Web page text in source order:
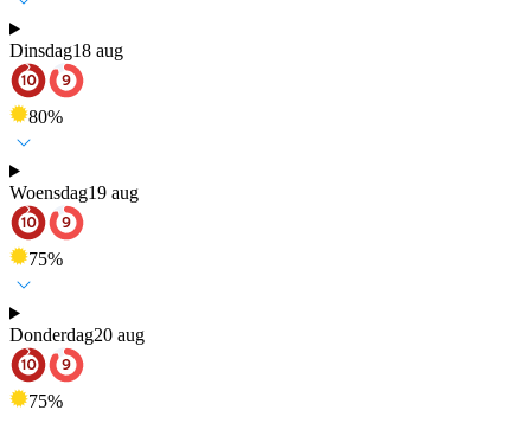
Dinsdag18 aug
80%
Woensdag19 aug
75%
Donderdag20 aug
75%